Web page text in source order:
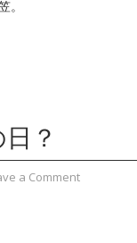
。
？
a Comment